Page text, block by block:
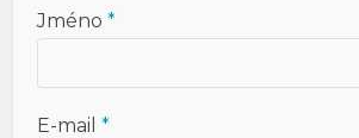
Jméno*
E-mail*